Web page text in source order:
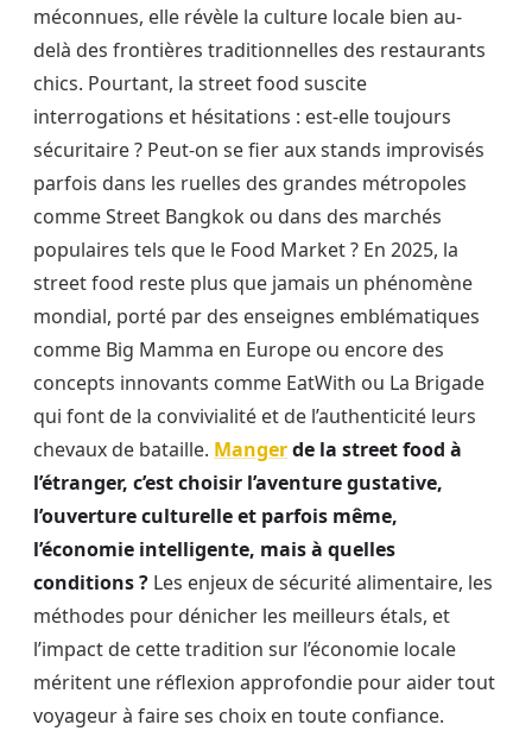
méconnues, elle révèle la culture locale bien au-
delà des frontières traditionnelles des restaurants
chics. Pourtant, la street food suscite
interrogations et hésitations : est-elle toujours
sécuritaire ? Peut-on se fier aux stands improvisés
parfois dans les ruelles des grandes métropoles
comme Street Bangkok ou dans des marchés
populaires tels que le Food Market ? En 2025, la
street food reste plus que jamais un phénomène
mondial, porté par des enseignes emblématiques
comme Big Mamma en Europe ou encore des
concepts innovants comme EatWith ou La Brigade
qui font de la convivialité et de l’authenticité leurs
chevaux de bataille. Mangerde la street food à
l’étranger, c’est choisir l’aventure gustative,
l’ouverture culturelle et parfois même,
l’économie intelligente, mais à quelles
conditions ? Les enjeux de sécurité alimentaire, les
méthodes pour dénicher les meilleurs étals, et
l’impact de cette tradition sur l’économie locale
méritent une réflexion approfondie pour aider tout
voyageur à faire ses choix en toute confiance.